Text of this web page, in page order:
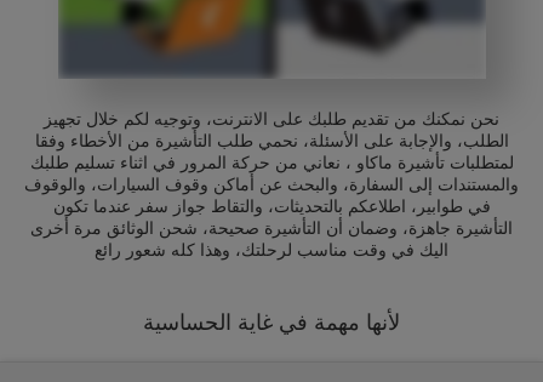
نحن نمكنك من تقديم طلبك على الانترنت، وتوجيه لكم خلال تجهيز
الطلب، والإجابة على الأسئلة، نحمي طلب التأشيرة من الأخطاء وفقا
لمتطلبات تأشيرة ماكاو ، نعاني من حركة المرور في اثناء تسليم طلبك
والمستندات إلى السفارة، والبحث عن أماكن وقوف السيارات، والوقوف
في طوابير، اطلاعكم بالتحديثات، والتقاط جواز سفر عندما تكون
التأشيرة جاهزة، وضمان أن التأشيرة صحيحة، شحن الوثائق مرة أخرى
اليك في وقت مناسب لرحلتك، وهذا كله شعور رائع
لأنها مهمة في غاية الحساسية